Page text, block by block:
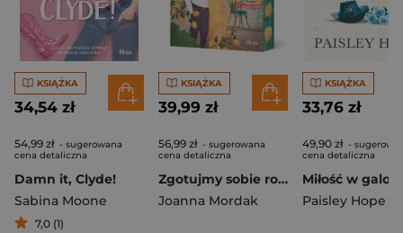
KSIĄŻKA
34,54 zł
54,99 zł - sugerowana
cena detaliczna
Damn it, Clyde!
Sabina Moone
7,0 (1)
KSIĄŻKA
39,99 zł
56,99 zł - sugerowana
cena detaliczna
Zgotujmy sobie romans (ilustrowane brzegi)
Joanna Mordak
KSIĄŻKA
33,76 zł
49,90 zł -
cena detaliczna
Paisley Hope